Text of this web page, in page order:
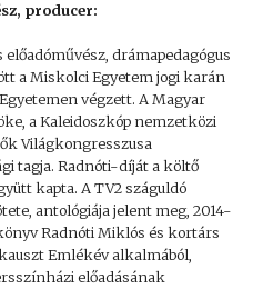
producer:
drámapedagógus
a Miskolci Egyetem jogi karán
végzett. A Magyar
a Kaleidoszkóp nemzetközi
Világkongresszusa
tagja. Radnóti-díját a költő
kapta. A TV2 száguldó
antológiája jelent meg, 2014-
Radnóti Miklós és kortárs
Emlékév alkalmából,
előadásának